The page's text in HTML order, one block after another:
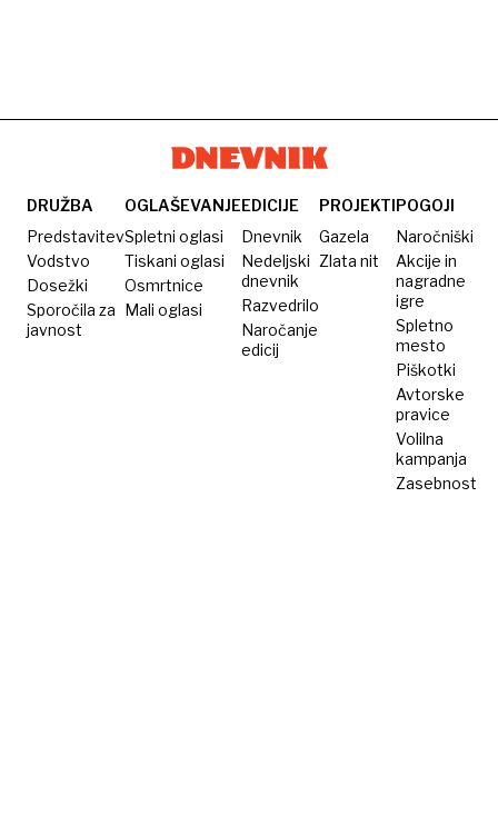
DRUŽBA
Predstavitev
Vodstvo
Dosežki
Sporočila za
javnost
OGLAŠEVANJE
Spletni oglasi
Tiskani oglasi
Osmrtnice
Mali oglasi
EDICIJE
Dnevnik
Nedeljski
dnevnik
Razvedrilo
Naročanje
edicij
PROJEKTI
Gazela
Zlata nit
POGOJI
Naročniški
Akcije in
nagradne
igre
Spletno
mesto
Piškotki
Avtorske
pravice
Volilna
kampanja
Zasebnost